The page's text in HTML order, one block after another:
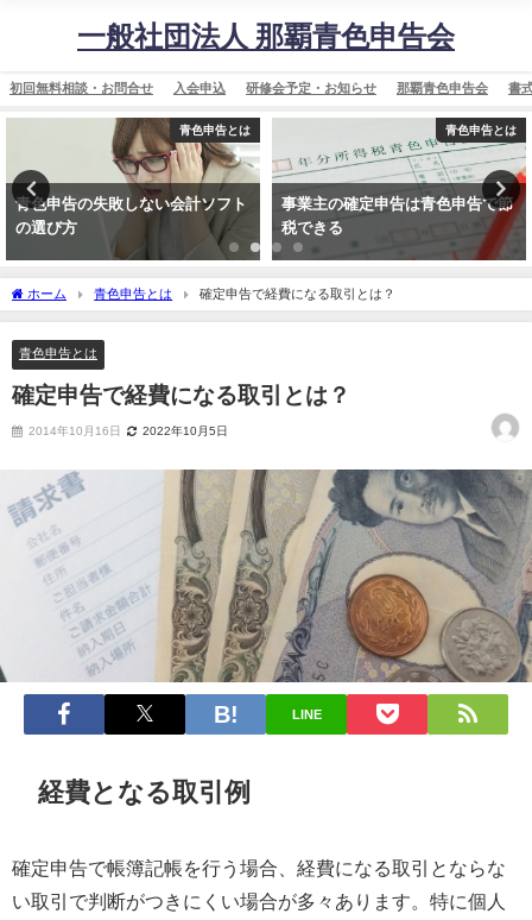
一般社団法人 那覇青色申告会
初回無料相談・お問合せ 入会申込 研修会予定・お知らせ 那覇青色申告会 書
青色申告とは
青色申告の失敗しない会計ソフト
の選び方
青色申告とは
事業主の確定申告は青色申告で節
税できる
ホーム 青色申告とは 確定申告で経費になる取引とは？
青色申告とは
確定申告で経費になる取引とは？
2014年10月16日 2022年10月5日
LINE
経費となる取引例
確定申告で帳簿記帳を行う場合、経費になる取引とならな
い取引で判断がつきにくい場合が多々あります。特に個人